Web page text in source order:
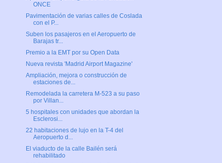
ONCE
Pavimentación de varias calles de Coslada
con el P...
Suben los pasajeros en el Aeropuerto de
Barajas tr...
Premio a la EMT por su Open Data
Nueva revista 'Madrid Airport Magazine'
Ampliación, mejora o construcción de
estaciones de...
Remodelada la carretera M-523 a su paso
por Villan...
5 hospitales con unidades que abordan la
Esclerosi...
22 habitaciones de lujo en la T-4 del
Aeropuerto d...
El viaducto de la calle Bailén será
rehabilitado